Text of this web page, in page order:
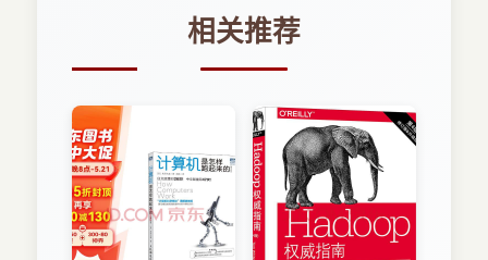
相关推荐